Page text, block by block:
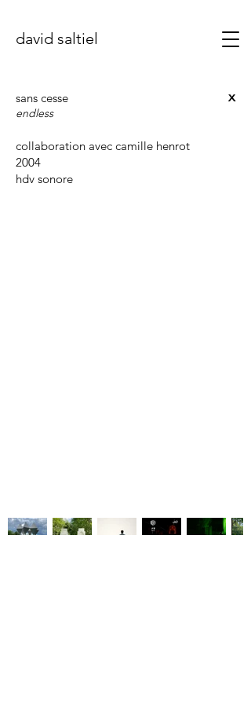
david saltiel
sans cesse
endless
collaboration avec camille henrot
2004
hdv sonore
x